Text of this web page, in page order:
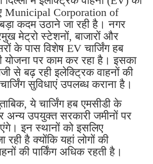
Municipal Corporation of
कदम उठाने जा रही है। नगर
मेट्रो स्टेशनों, बाजारों और
के पास विशेष EV चार्जिंग हब
योजना पर काम कर रहा है। इसका
से बढ़ रही इलेक्ट्रिक वाहनों की
सुविधाएं उपलब्ध कराना है।
ये चार्जिंग हब एमसीडी के
अन्य उपयुक्त सरकारी जमीनों पर
इन स्थानों को इसलिए
रही है क्योंकि यहां लोगों की
की पार्किंग अधिक रहती है।